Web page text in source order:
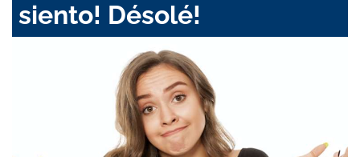
siento! Désolé!